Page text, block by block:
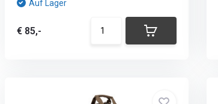
Auf Lager
€ 85,-